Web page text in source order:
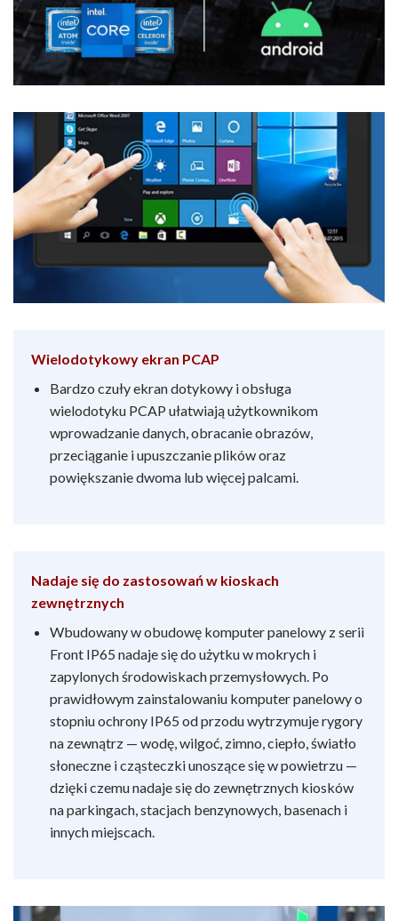
Wielodotykowy ekran PCAP
Bardzo czuły ekran dotykowy i obsługa
wielodotyku PCAP ułatwiają użytkownikom
wprowadzanie danych, obracanie obrazów,
przeciąganie i upuszczanie plików oraz
powiększanie dwoma lub więcej palcami.
Nadaje się do zastosowań w kioskach
zewnętrznych
Wbudowany w obudowę komputer panelowy z serii
Front IP65 nadaje się do użytku w mokrych i
zapylonych środowiskach przemysłowych. Po
prawidłowym zainstalowaniu komputer panelowy o
stopniu ochrony IP65 od przodu wytrzymuje rygory
na zewnątrz — wodę, wilgoć, zimno, ciepło, światło
słoneczne i cząsteczki unoszące się w powietrzu —
dzięki czemu nadaje się do zewnętrznych kiosków
na parkingach, stacjach benzynowych, basenach i
innych miejscach.